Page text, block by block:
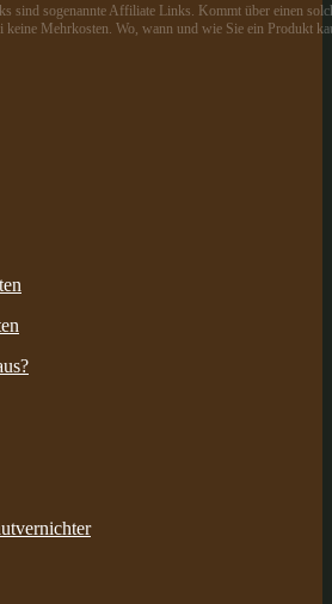
sind sogenannte Affiliate Links. Kommt über einen
keine Mehrkosten. Wo, wann und wie Sie ein Produkt